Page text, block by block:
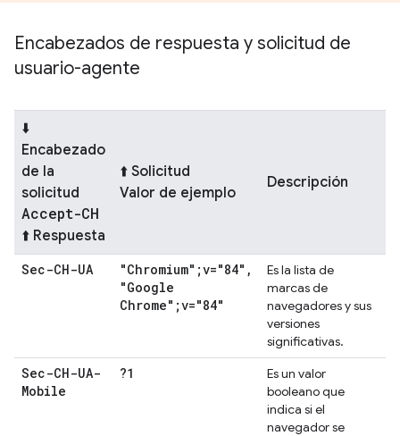
Encabezados de respuesta y solicitud de
usuario-agente
⬇️
Encabezado
de la
solicitud
Accept-CH
⬆️ Respuesta
⬆️ Solicitud
Valor de ejemplo
Descripción
Sec-CH-UA "Chromium";v="84" ,
"Google
Chrome";v="84"
Es la lista de
marcas de
navegadores y sus
versiones
significativas.
Sec-CH-UA-
Mobile
?1
Es un valor
booleano que
indica si el
navegador se